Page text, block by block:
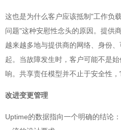
这也是为什么客户应该抵制"工作负
问题"这种安慰性念头的原因。提供
越来越多地与提供商的网络、身份
起。当故障发生时，客户可能不是
响。共享责任模型并不止于安全性，
改进变更管理
Uptime的数据指向一个明确的结论